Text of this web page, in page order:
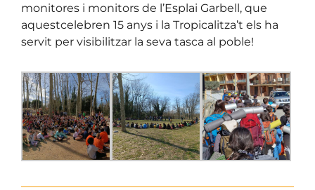
monitores i monitors de l’Esplai Garbell, que
aquestcelebren 15 anys i la Tropicalitza’t els ha
servit per visibilitzar la seva tasca al poble!